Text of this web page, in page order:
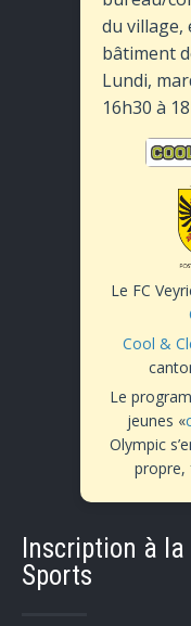
du village,
bâtiment
Lundi,
16h30 à
Le FC
Cool &
Le
jeunes «
Olympic
propre,
Inscription à
Sports